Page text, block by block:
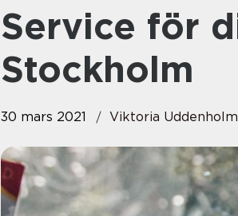
Service för din Mitsubishi i
Stockholm
30 mars 2021 Viktoria Uddenholm